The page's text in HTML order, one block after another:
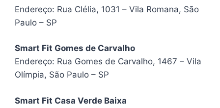
Endereço: Rua Clélia, 1031 – Vila Romana, São
Paulo – SP
Smart Fit Gomes de Carvalho
Endereço: Rua Gomes de Carvalho, 1467 – Vila
Olímpia, São Paulo – SP
Smart Fit Casa Verde Baixa